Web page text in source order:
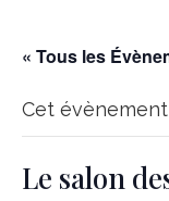
« Tous les
Cet
Le salon